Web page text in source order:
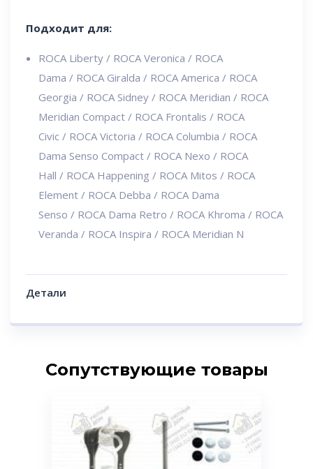
Подходит для:
ROCA Liberty / ROCA Veronica / ROCA
Dama / ROCA Giralda / ROCA America / ROCA
Georgia / ROCA Sidney / ROCA Meridian / ROCA
Meridian Compact / ROCA Frontalis / ROCA
Civic / ROCA Victoria / ROCA Columbia / ROCA
Dama Senso Compact / ROCA Nexo / ROCA
Hall / ROCA Happening / ROCA Mitos / ROCA
Element / ROCA Debba / ROCA Dama
Senso / ROCA Dama Retro / ROCA Khroma / ROCA
Veranda / ROCA Inspira / ROCA Meridian N
Детали
Сопутствующие товары